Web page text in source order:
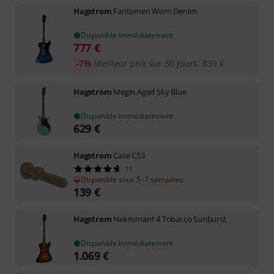
Hagstrom Fantomen Worn Denim
Disponible immédiatement
777 €
Meilleur prix sur 30 jours: 839 €
-7%
Hagstrom Megin Aged Sky Blue
Disponible immédiatement
629 €
Hagstrom Case C53
11
Disponible sous 5–7 semaines
139 €
Hagstrom Nekromant 4 Tobacco Sunburst
Disponible immédiatement
1.069€